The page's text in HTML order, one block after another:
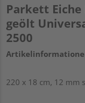
Parkett
geölt
2500
220 x 18 cm, 12 mm